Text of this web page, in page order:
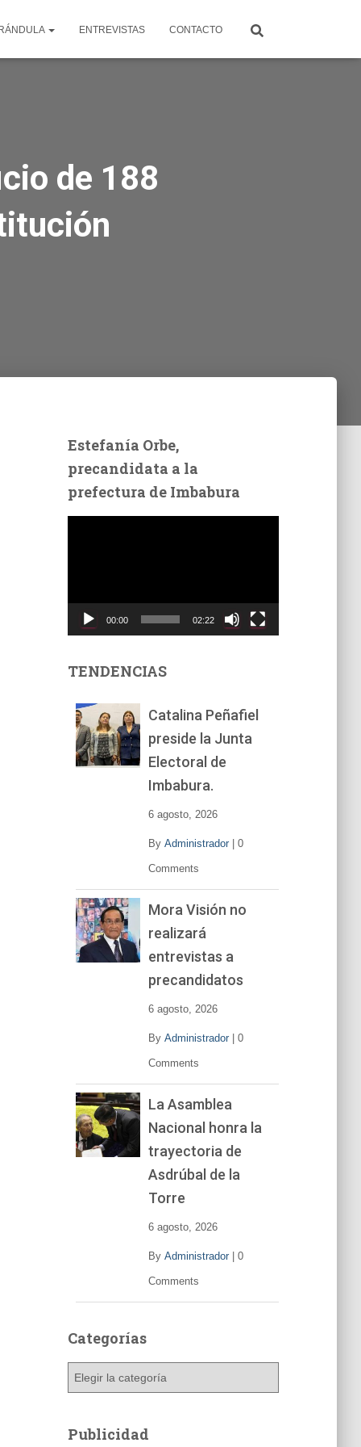
ENTREVISTAS CONTACTO
de 188
Estefanía Orbe,
precandidata a la
prefectura de Imbabura
t
00:00 02:22
TENDENCIAS
Catalina Peñafiel
preside la Junta
Electoral de
Imbabura.
6 agosto, 2026
By Administrador| 0
Comments
Mora Visión no
realizará
entrevistas a
precandidatos
6 agosto, 2026
By Administrador| 0
Comments
La Asamblea
Nacional honra la
trayectoria de
Asdrúbal de la
Torre
6 agosto, 2026
By Administrador| 0
Comments
Categorías
g
Publicidad